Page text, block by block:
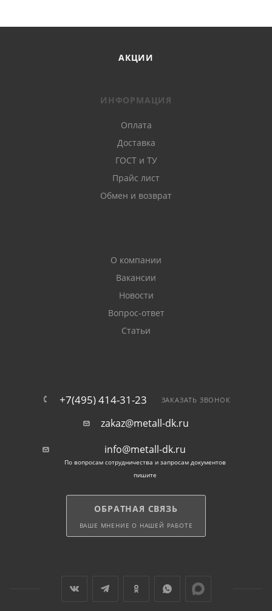
АКЦИИ
ИНФОРМАЦИЯ
Оплата
Доставка
ГОСТ и ТУ
Прайс лист
Обмен и возврат
О компании
Вакансии
Новости
Вопрос-ответ
Статьи
+7(495) 414-31-23 ЗАКАЗАТЬ ЗВОНОК
zakaz@metall-dk.ru
info@metall-dk.ru
По вопросам сотрудничества и запросам документов
пишите
ОБРАТНАЯ СВЯЗЬ
ВАШЕ МНЕНИЕ О НАШЕЙ РАБОТЕ